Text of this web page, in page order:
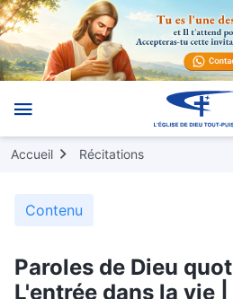
Accueil Récitations
Contenu
Paroles de Dieu
L'entrée dans la vie